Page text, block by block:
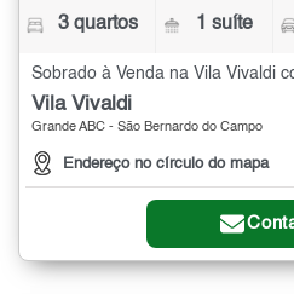
3 quartos 1 suíte
Sobrado à Venda na Vila Vivaldi
Vila Vivaldi
Grande ABC - São Bernardo do Campo
Endereço no círculo do mapa